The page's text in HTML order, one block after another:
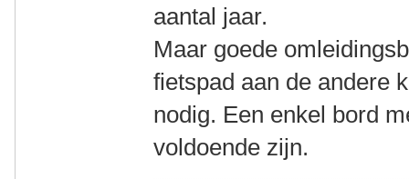
aantal jaar.
Maar goede
fietspad aan de andere
nodig. Een enkel bord
voldoende zijn.